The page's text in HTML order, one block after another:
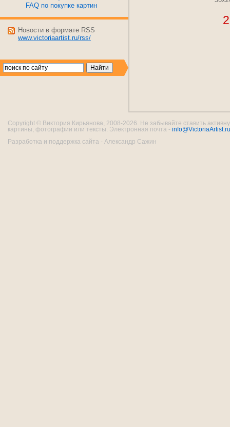
FAQ по покупке картин
Новости в формате RSS
www.victoriaartist.ru/rss/
Copyright © Виктория Кирьянова, 2008-2026. Не забывайте ставить
картины, фотографии или тексты. Электронная почта - info@VictoriaArtist.ru
Разработка и поддержка сайта - Александр Сажин